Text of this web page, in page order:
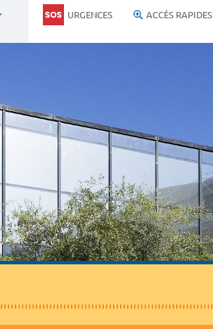
URGENCES ACCÈS RAPIDES